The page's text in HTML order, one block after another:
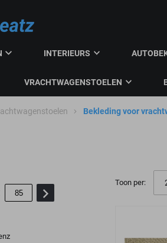
INTERIEURS
VRACHTWAGENSTOELEN
Bekleding voor
Toon per: